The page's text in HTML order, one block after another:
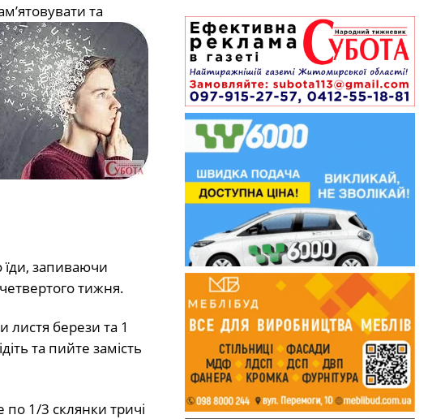
та
їди, запиваючи
тижня.
листя берези та 1
та пийте замість
1/3 склянки тричі